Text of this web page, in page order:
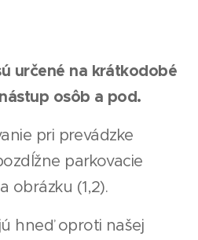
určené na krátkodobé
osôb a pod.
pri prevádzke
parkovacie
obrázku (1,2).
hneď oproti našej